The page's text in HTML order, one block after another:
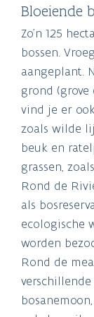
Bloeiende
Zo'n 125
bossen.
aangeplant.
grond (grove
vind je er
zoals wilde
beuk en
grassen,
Rond de
als
ecologische
worden
Rond de